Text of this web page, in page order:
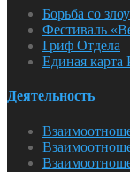
Борьба со
Фестиваль
Гриф Отдела
Единая карта
Деятельность